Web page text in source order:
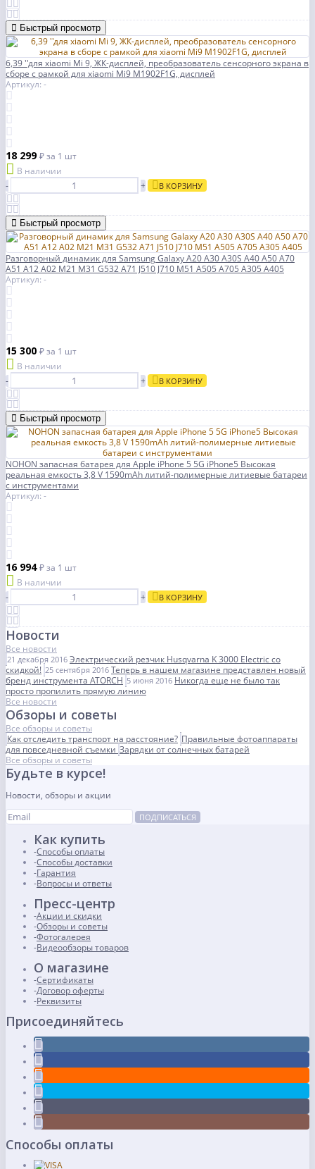
Быстрый просмотр
6,39 ''для xiaomi Mi 9, ЖК-дисплей, преобразователь сенсорного экрана в
сборе с рамкой для xiaomi Mi9 M1902F1G, дисплей
Артикул: -
18 299₽за 1 шт
В наличии
-
+ В КОРЗИНУ
Быстрый просмотр
Разговорный динамик для Samsung Galaxy A20 A30 A30S A40 A50 A70
A51 A12 A02 M21 M31 G532 A71 J510 J710 M51 A505 A705 A305 A405
Артикул: -
15 300 ₽за 1 шт
В наличии
-
+ В КОРЗИНУ
Быстрый просмотр
NOHON запасная батарея для Apple iPhone 5 5G iPhone5 Высокая
реальная емкость 3,8 V 1590mAh литий-полимерные литиевые батареи
с инструментами
Артикул: -
16 994₽за 1 шт
В наличии
-
+ В КОРЗИНУ
Новости
Все новости
21 декабря 2016 Электрический резчик Husqvarna K 3000 Electric со
скидкой! 25 сентября 2016 Теперь в нашем магазине представлен новый
бренд инструмента ATORCH 5 июня 2016 Никогда еще не было так
просто пропилить прямую линию
Все новости
Обзоры и советы
Все обзоры и советы
Как отследить транспорт на расстояние? Правильные фотоаппараты
для повседневной съемки Зарядки от солнечных батарей
Все обзоры и советы
Будьте в курсе!
Новости, обзоры и акции
ПОДПИСАТЬСЯ
Как купить
Способы оплаты
Способы доставки
Гарантия
Вопросы и ответы
Пресс-центр
Акции и скидки
Обзоры и советы
Фотогалерея
Видеообзоры товаров
О магазине
Сертификаты
Договор оферты
Реквизиты
Присоединяйтесь
Способы оплаты